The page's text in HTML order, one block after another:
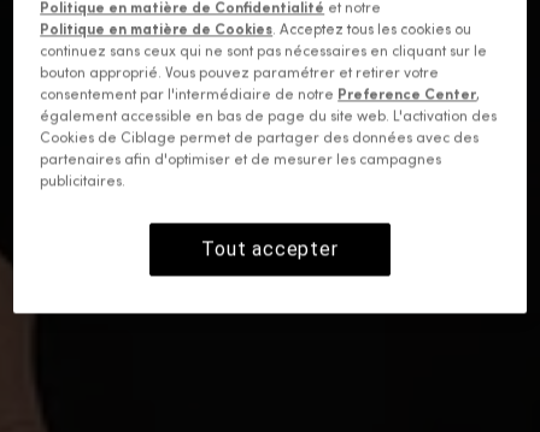
Politique en matière de Confidentialité et notre
Politique en matière de Cookies. Acceptez tous les cookies ou
continuez sans ceux qui ne sont pas nécessaires en cliquant sur le
bouton approprié. Vous pouvez paramétrer et retirer votre
consentement par l'intermédiaire de notre Preference Center,
également accessible en bas de page du site web. L'activation des
Cookies de Ciblage permet de partager des données avec des
partenaires afin d'optimiser et de mesurer les campagnes
publicitaires.
Tout accepter